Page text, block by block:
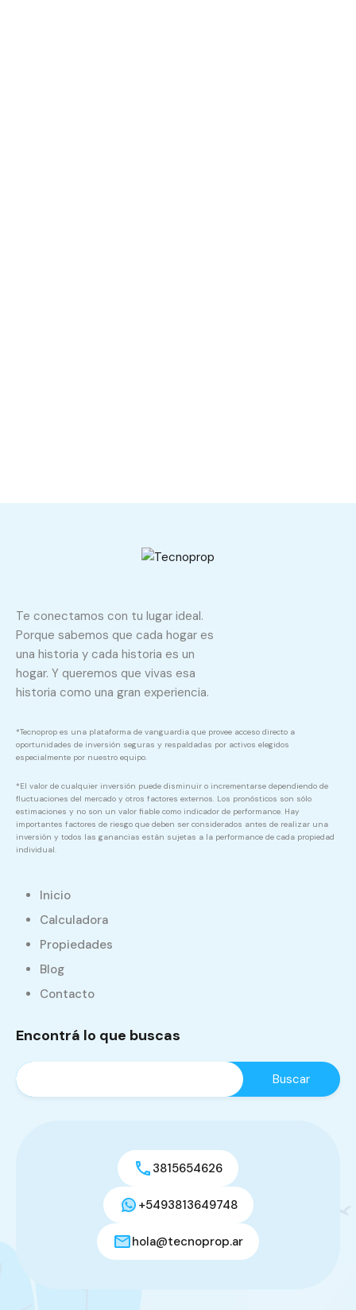
Te conectamos con tu lugar ideal.
Porque sabemos que cada hogar es
una historia y cada historia es un
hogar. Y queremos que vivas esa
historia como una gran experiencia.
*Tecnoprop es una plataforma de vanguardia que provee acceso directo a
oportunidades de inversión seguras y respaldadas por activos elegidos
especialmente por nuestro equipo.
*El valor de cualquier inversión puede disminuir o incrementarse dependiendo de
fluctuaciones del mercado y otros factores externos. Los pronósticos son sólo
estimaciones y no son un valor fiable como indicador de performance. Hay
importantes factores de riesgo que deben ser considerados antes de realizar una
inversión y todos las ganancias están sujetas a la performance de cada propiedad
individual.
Inicio
Calculadora
Propiedades
Blog
Contacto
Encontrá lo que buscas
3815654626
+5493813649748
hola@tecnoprop.ar